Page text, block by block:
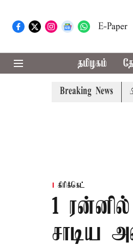
E-Paper
தமிழகம்
Breaking News
விபத்து; 7 பேர் பலி -
கிரிக்கெட்
1
சாடிய